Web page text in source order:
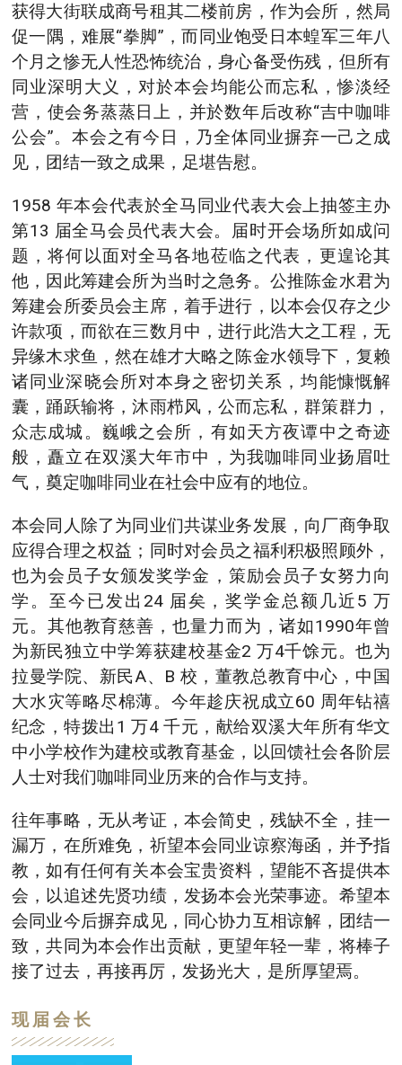
获得大街联成商号租其二楼前房，作为会所，然局
促一隅，难展“拳脚”，而同业饱受日本蝗军三年八
个月之惨无人性恐怖统治，身心备受伤残，但所有
同业深明大义，对於本会均能公而忘私，惨淡经
营，使会务蒸蒸日上，并於数年后改称“吉中咖啡
公会”。本会之有今日，乃全体同业摒弃一己之成
见，团结一致之成果，足堪告慰。
1958 年本会代表於全马同业代表大会上抽签主办
第13 届全马会员代表大会。届时开会场所如成问
题，将何以面对全马各地莅临之代表，更遑论其
他，因此筹建会所为当时之急务。公推陈金水君为
筹建会所委员会主席，着手进行，以本会仅存之少
许款项，而欲在三数月中，进行此浩大之工程，无
异缘木求鱼，然在雄才大略之陈金水领导下，复赖
诸同业深晓会所对本身之密切关系，均能慷慨解
囊，踊跃输将，沐雨栉风，公而忘私，群策群力，
众志成城。巍峨之会所，有如天方夜谭中之奇迹
般，矗立在双溪大年市中，为我咖啡同业扬眉吐
气，奠定咖啡同业在社会中应有的地位。
本会同人除了为同业们共谋业务发展，向厂商争取
应得合理之权益；同时对会员之福利积极照顾外，
也为会员子女颁发奖学金，策励会员子女努力向
学。至今已发出24 届矣，奖学金总额几近5 万
元。其他教育慈善，也量力而为，诸如1990年曾
为新民独立中学筹获建校基金2 万4千馀元。也为
拉曼学院、新民A、B 校，董教总教育中心，中国
大水灾等略尽棉薄。今年趁庆祝成立60 周年钻禧
纪念，特拨出1 万4 千元，献给双溪大年所有华文
中小学校作为建校或教育基金，以回馈社会各阶层
人士对我们咖啡同业历来的合作与支持。
往年事略，无从考证，本会简史，残缺不全，挂一
漏万，在所难免，祈望本会同业谅察海函，并予指
教，如有任何有关本会宝贵资料，望能不吝提供本
会，以追述先贤功绩，发扬本会光荣事迹。希望本
会同业今后摒弃成见，同心协力互相谅解，团结一
致，共同为本会作出贡献，更望年轻一辈，将棒子
接了过去，再接再厉，发扬光大，是所厚望焉。
现届会长